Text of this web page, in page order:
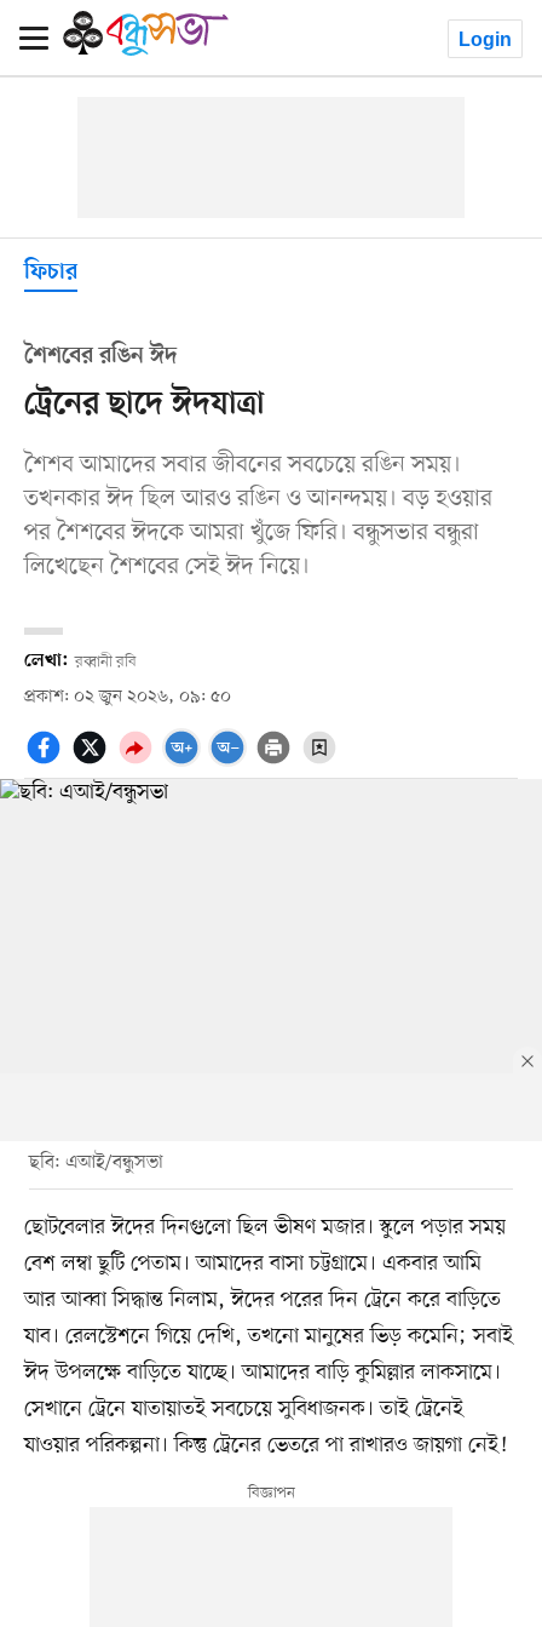
Login
ফিচার
শৈশবের রঙিন ঈদ
ট্রেনের ছাদে ঈদযাত্রা
শৈশব আমাদের সবার জীবনের সবচেয়ে রঙিন সময়।
তখনকার ঈদ ছিল আরও রঙিন ও আনন্দময়। বড় হওয়ার
পর শৈশবের ঈদকে আমরা খুঁজে ফিরি। বন্ধুসভার বন্ধুরা
লিখেছেন শৈশবের সেই ঈদ নিয়ে।
লেখা: রব্বানী রবি
প্রকাশ: ০২ জুন ২০২৬, ০৯: ৫০
ছবি: এআই/বন্ধুসভা
ছোটবেলার ঈদের দিনগুলো ছিল ভীষণ মজার। স্কুলে পড়ার সময়
বেশ লম্বা ছুটি পেতাম। আমাদের বাসা চট্টগ্রামে। একবার আমি
আর আব্বা সিদ্ধান্ত নিলাম, ঈদের পরের দিন ট্রেনে করে বাড়িতে
যাব। রেলস্টেশনে গিয়ে দেখি, তখনো মানুষের ভিড় কমেনি; সবাই
ঈদ উপলক্ষে বাড়িতে যাচ্ছে। আমাদের বাড়ি কুমিল্লার লাকসামে।
সেখানে ট্রেনে যাতায়াতই সবচেয়ে সুবিধাজনক। তাই ট্রেনেই
যাওয়ার পরিকল্পনা। কিন্তু ট্রেনের ভেতরে পা রাখারও জায়গা নেই!